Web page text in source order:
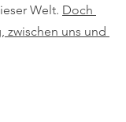
Welt. Doch
zwischen uns und